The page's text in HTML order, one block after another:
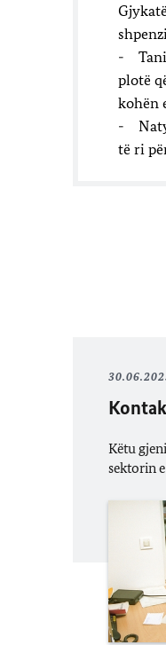
- Tani
plotë
kohën
-
të ri
Këtu
sektorin